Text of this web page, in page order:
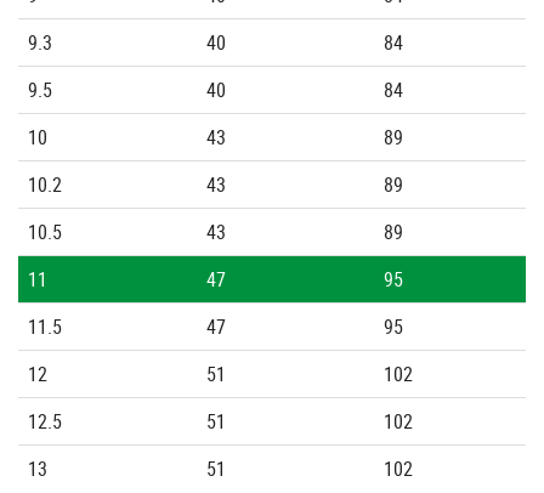
9.3
40
84
9.5
40
84
10
43
89
10.2
43
89
10.5
43
89
11
47
95
11.5
47
95
12
51
102
12.5
51
102
13
51 102